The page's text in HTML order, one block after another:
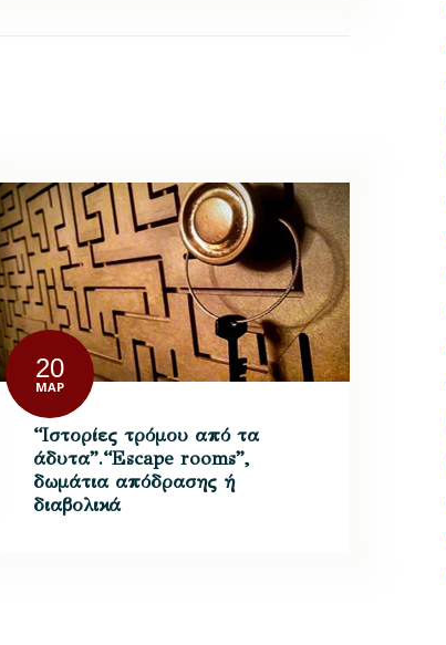
20
ΜΑΡ
“Ιστορίες τρόμου από τα
άδυτα”.“Escape rooms”,
δωμάτια απόδρασης ή
διαβολικά